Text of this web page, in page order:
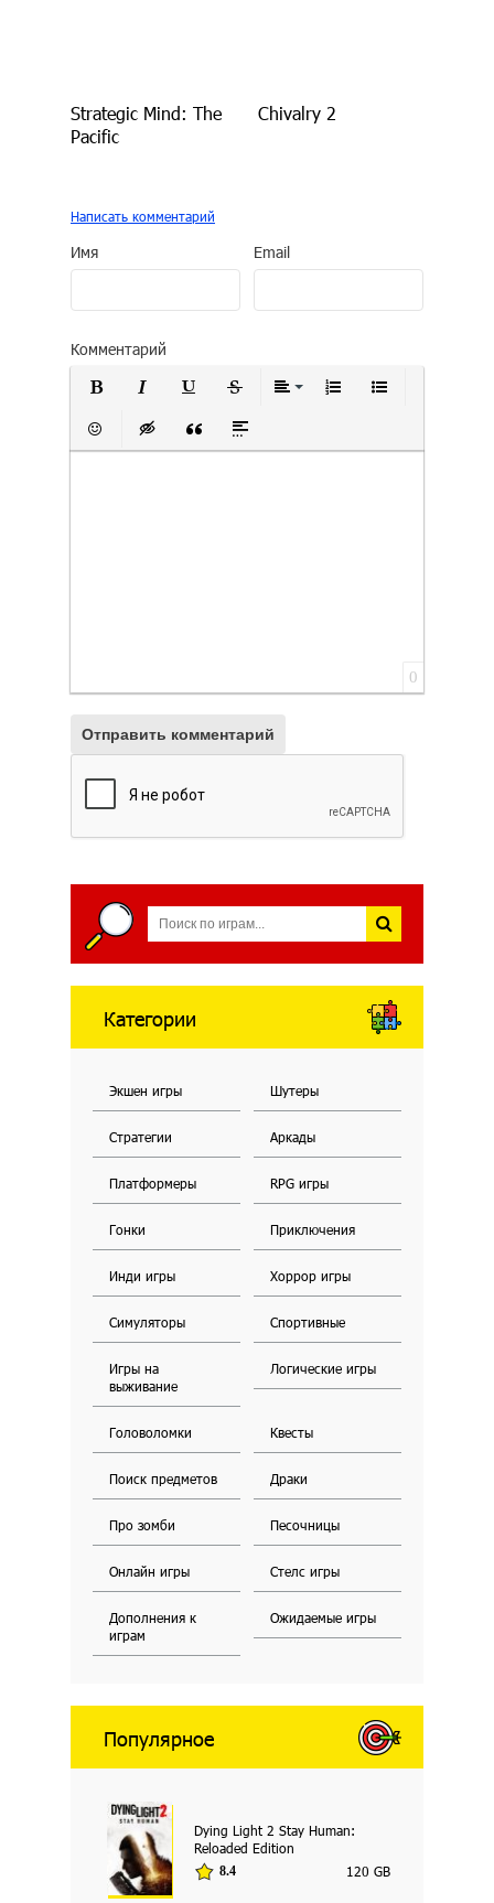
Strategic Mind: The
Pacific
Chivalry 2
Написать комментарий
Имя Email
Комментарий
Полужирный
Вставить смайлик
Вставка скрытого текста
Вставка цитаты
Вставка спойлера
0
Отправить комментарий
Категории
Экшен игры Шутеры
Стратегии Аркады
Платформеры RPG игры
Гонки Приключения
Инди игры Хоррор игры
Симуляторы Спортивные
Игры на
выживание
Логические игры
Головоломки Квесты
Поиск предметов Драки
Про зомби Песочницы
Онлайн игры Стелс игры
Дополнения к
играм
Ожидаемые игры
Популярное
Dying Light 2 Stay Human:
Reloaded Edition
8.4 120 GB